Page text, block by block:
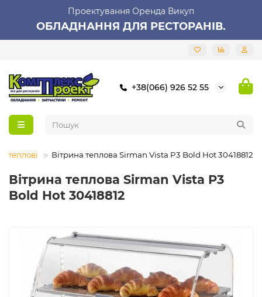
Проектування Оренда Викуп
ОБЛАДНАННЯ ДЛЯ РЕСТОРАНІВ.
+38(066) 926 52 55
теплові Вітрина теплова Sirman Vista P3 Bold Hot 30418812
Вітрина теплова Sirman Vista P3
Bold Hot 30418812